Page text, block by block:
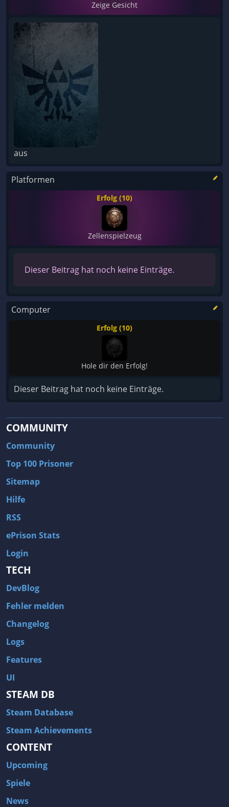
Zeige Gesicht
aus
Platformen
Erfolg (10)
Zellenspielzeug
Dieser Beitrag hat noch keine Einträge.
Computer
Erfolg (10)
Hole dir den Erfolg!
Dieser Beitrag hat noch keine Einträge.
COMMUNITY
Community
Top 100 Prisoner
Sitemap
Hilfe
RSS
ePrison Stats
Login
TECH
DevBlog
Fehler melden
Changelog
Logs
Features
UI
STEAM DB
Steam Database
Steam Achievements
CONTENT
Upcoming
Spiele
News